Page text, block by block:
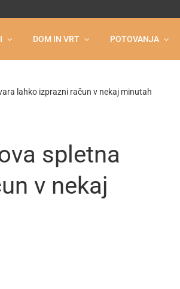
DOM IN VRT POTOVANJA
lahko izprazni račun v nekaj minutah
spletna
v nekaj